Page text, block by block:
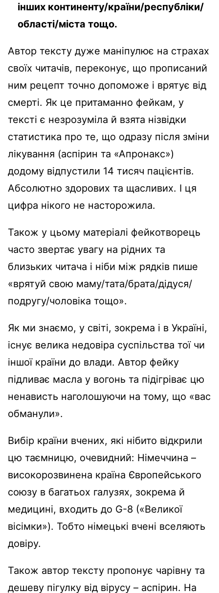
інших континенту/країни/республіки/
області/міста тощо.
Автор тексту дуже маніпулює на страхах
своїх читачів, переконує, що прописаний
ним рецепт точно допоможе і врятує від
смерті. Як це притаманно фейкам, у
тексті є незрозуміла й взята нізвідки
статистика про те, що одразу після зміни
лікування (аспірин та «Апронакс»)
додому відпустили 14 тисяч пацієнтів.
Абсолютно здорових та щасливих. І ця
цифра нікого не насторожила.
Також у цьому матеріалі фейкотворець
часто звертає увагу на рідних та
близьких читача і ніби між рядків пише
«врятуй свою маму/тата/брата/дідуся/
подругу/чоловіка тощо».
Як ми знаємо, у світі, зокрема і в Україні,
існує велика недовіра суспільства тої чи
іншої країни до влади. Автор фейку
підливає масла у вогонь та підігріває цю
ненависть наголошуючи на тому, що «вас
обманули».
Вибір країни вчених, які нібито відкрили
цю таємницю, очевидний: Німеччина –
високорозвинена країна Європейського
союзу в багатьох галузях, зокрема й
медицині, входить до G-8 («Великої
вісімки»). Тобто німецькі вчені вселяють
довіру.
Також автор тексту пропонує чарівну та
дешеву пігулку від вірусу – аспірин. На